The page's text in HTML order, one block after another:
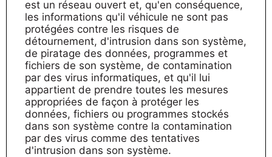
est un réseau ouvert et, qu'en conséquence,
les informations qu'il véhicule ne sont pas
protégées contre les risques de
détournement, d'intrusion dans son système,
de piratage des données, programmes et
fichiers de son système, de contamination
par des virus informatiques, et qu'il lui
appartient de prendre toutes les mesures
appropriées de façon à protéger les
données, fichiers ou programmes stockés
dans son système contre la contamination
par des virus comme des tentatives
d'intrusion dans son système.